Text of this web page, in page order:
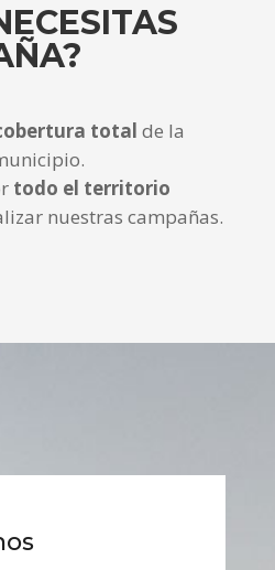
total de la
todo el territorio
nuestras campañas.